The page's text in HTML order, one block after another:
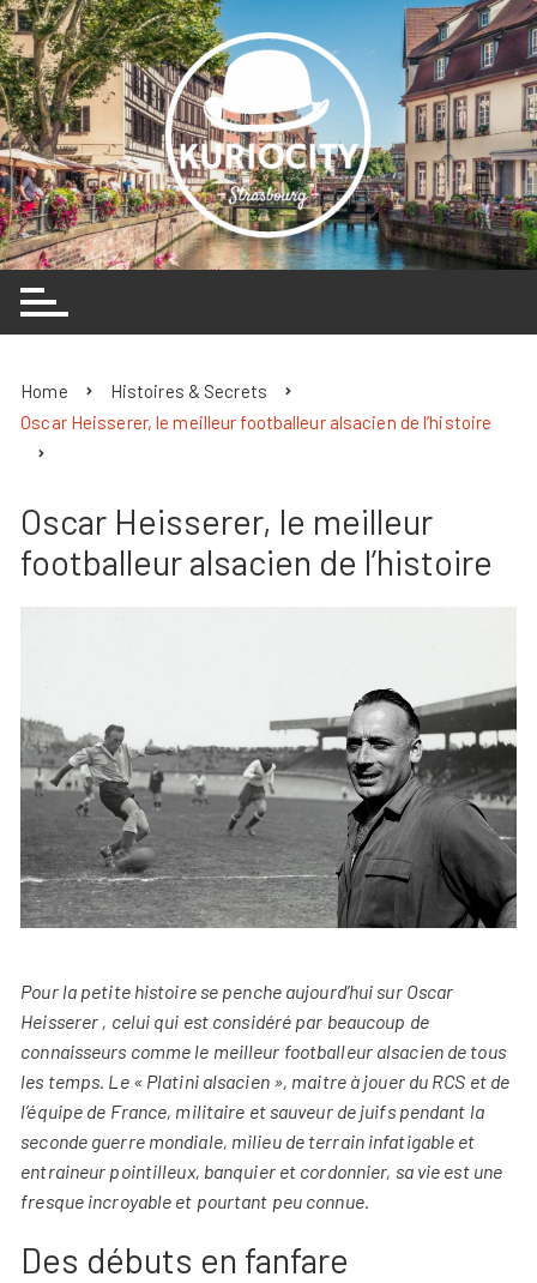
Skip
to
content
Home
Histoires & Secrets
Oscar Heisserer, le meilleur footballeur alsacien de l’histoire
Oscar Heisserer, le meilleur
footballeur alsacien de l’histoire
Pour la petite histoire se penche aujourd’hui sur Oscar
Heisserer , celui qui est considéré par beaucoup de
connaisseurs comme le meilleur footballeur alsacien de tous
les temps. Le « Platini alsacien », maitre à jouer du RCS et de
l’équipe de France, militaire et sauveur de juifs pendant la
seconde guerre mondiale, milieu de terrain infatigable et
entraineur pointilleux, banquier et cordonnier, sa vie est une
fresque incroyable et pourtant peu connue.
Des débuts en fanfare